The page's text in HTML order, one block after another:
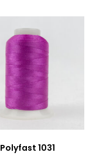
Polyfast 1031